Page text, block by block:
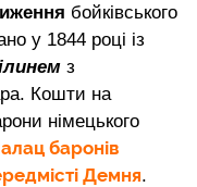
бойківського
у 1844 році із
з
Кошти на
німецького
баронів
Демня.